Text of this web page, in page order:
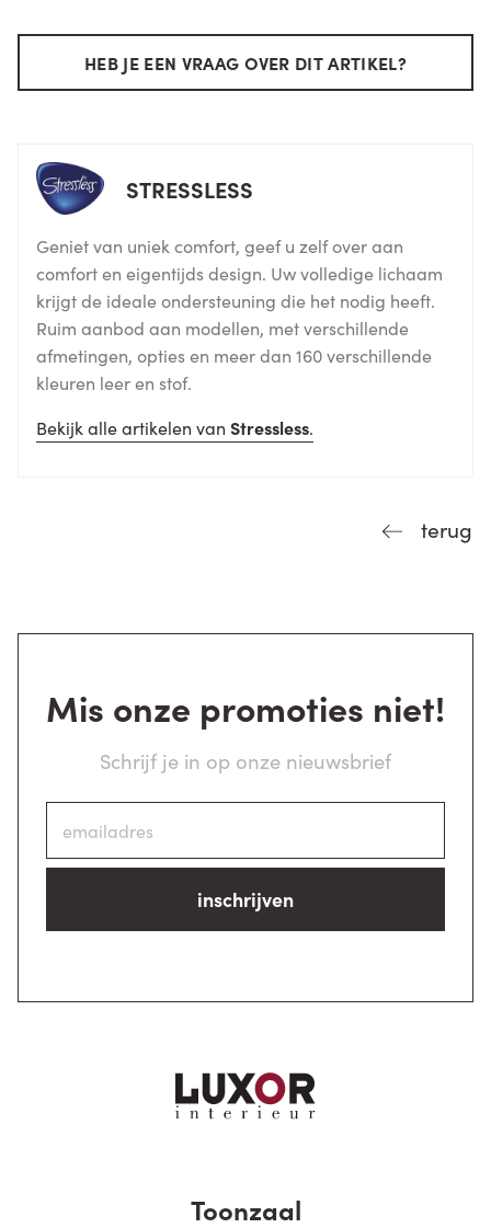
HEB JE EEN VRAAG OVER DIT ARTIKEL?
STRESSLESS
Geniet van uniek comfort, geef u zelf over aan
comfort en eigentijds design. Uw volledige lichaam
krijgt de ideale ondersteuning die het nodig heeft.
Ruim aanbod aan modellen, met verschillende
afmetingen, opties en meer dan 160 verschillende
kleuren leer en stof.
Bekijk alle artikelen van Stressless.
terug
Mis onze promoties niet!
Schrijf je in op onze nieuwsbrief
inschrijven
Toonzaal